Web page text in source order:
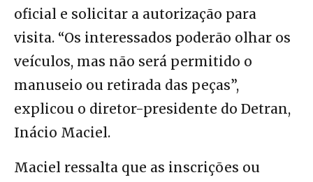
oficial e solicitar a autorização para
visita. “Os interessados poderão olhar os
veículos, mas não será permitido o
manuseio ou retirada das peças”,
explicou o diretor-presidente do Detran,
Inácio Maciel.
Maciel ressalta que as inscrições ou